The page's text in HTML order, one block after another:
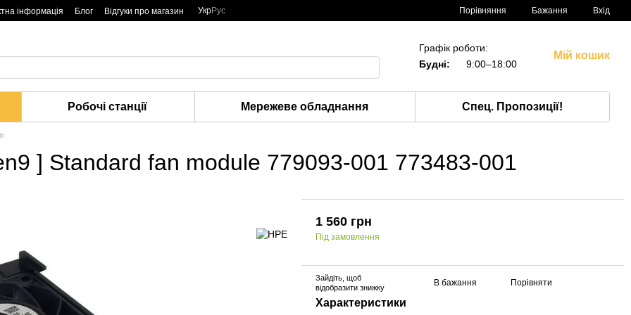
інформація Блог Відгуки про магазин УкрРус Порівняння Бажання Вхід
Графік роботи:
Будні:
9:00–18:00
Мій кошик
Робочі станції Мережеве обладнання Спец. Пропозиції!
] Standard fan module 779093-001 773483-001
1 560 грн
Під замовлення
Зайдіть , щоб
відобразити знижку
В бажання Порівняти
Характеристики